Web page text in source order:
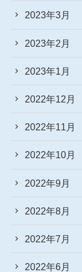
2023年3月
2023年2月
2023年1月
2022年12月
2022年11月
2022年10月
2022年9月
2022年8月
2022年7月
2022年6月